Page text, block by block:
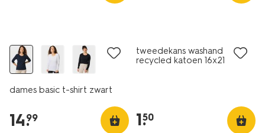
dames basic t-shirt zwart
14.
99
tweedekans washand
recycled katoen 16x21
1.
50